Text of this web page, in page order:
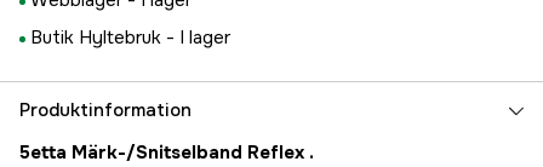
Butik Hyltebruk - I lager
Produktinformation
5etta Märk-/Snitselband Reflex .